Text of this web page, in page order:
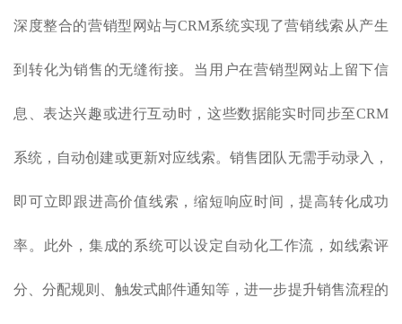
深度整合的营销型网站与CRM系统实现了营销线索从产生
到转化为销售的无缝衔接。当用户在营销型网站上留下信
息、表达兴趣或进行互动时，这些数据能实时同步至CRM
系统，自动创建或更新对应线索。销售团队无需手动录入，
即可立即跟进高价值线索，缩短响应时间，提高转化成功
率。此外，集成的系统可以设定自动化工作流，如线索评
分、分配规则、触发式邮件通知等，进一步提升销售流程的